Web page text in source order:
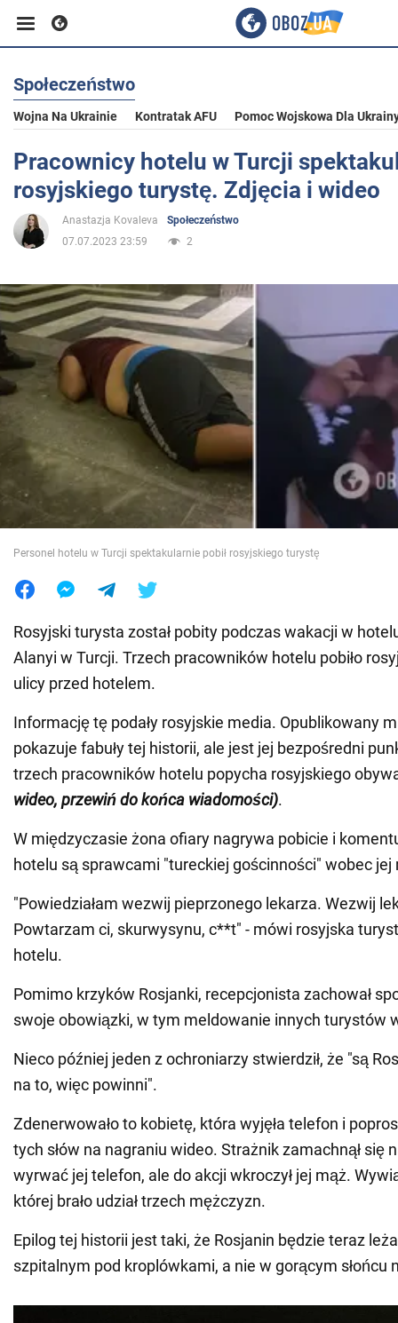
Biznes
Sport
Rozrywka
Polityka
Społeczeństwo
Wojna na Ukrainie
Świat
Jedzenie
Społeczeństwo
Wojna Na Ukrainie Kontratak AFU Pomoc Wojskowa Dla
Pracownicy hotelu w Turcji
rosyjskiego turystę. Zdjęcia i wideo
Anastazja Kovaleva
Społeczeństwo
07.07.2023 23:59
2
Personel hotelu w Turcji spektakularnie pobił rosyjskiego turystę
Rosyjski turysta został pobity podczas wakacji w
Alanyi w Turcji. Trzech pracowników hotelu pobiło
ulicy przed hotelem.
Informację tę podały rosyjskie media. Opublikowany
pokazuje fabuły tej historii, ale jest jej bezpośredni
trzech pracowników hotelu popycha rosyjskiego
wideo, przewiń do końca wiadomości).
W międzyczasie żona ofiary nagrywa pobicie i
hotelu są sprawcami "tureckiej gościnności" wobec jej
"Powiedziałam wezwij pieprzonego lekarza. Wezwij
Powtarzam ci, skurwysynu, c**t" - mówi rosyjska
hotelu.
Pomimo krzyków Rosjanki, recepcjonista zachował
swoje obowiązki, w tym meldowanie innych turystów
Nieco później jeden z ochroniarzy stwierdził, że "są
na to, więc powinni".
Zdenerwowało to kobietę, która wyjęła telefon i
tych słów na nagraniu wideo. Strażnik zamachnął się
wyrwać jej telefon, ale do akcji wkroczył jej mąż.
której brało udział trzech mężczyzn.
Epilog tej historii jest taki, że Rosjanin będzie teraz
szpitalnym pod kroplówkami, a nie w gorącym słońcu